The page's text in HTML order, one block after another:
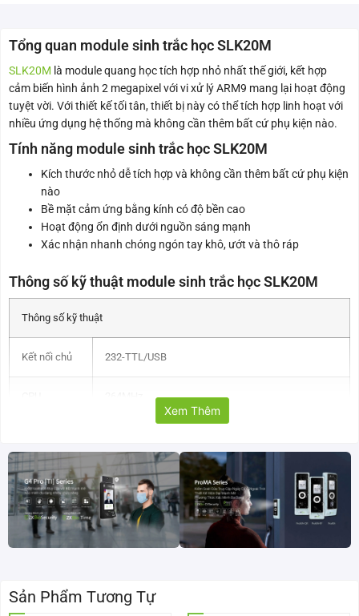
Tổng quan module sinh trắc học SLK20M
SLK20M là module quang học tích hợp nhỏ nhất thế giới, kết hợp
cảm biến hình ảnh 2 megapixel với vi xử lý ARM9 mang lại hoạt động
tuyệt vời. Với thiết kế tối tân, thiết bị này có thể tích hợp linh hoạt với
nhiều ứng dụng hệ thống mà không cần thêm bất cứ phụ kiện nào.
Tính năng module sinh trắc học SLK20M
Kích thước nhỏ dễ tích hợp và không cần thêm bất cứ phụ kiện
nào
Bề mặt cảm ứng bằng kính có độ bền cao
Hoạt động ổn định dưới nguồn sáng mạnh
Xác nhận nhanh chóng ngón tay khô, ướt và thô ráp
Thông số kỹ thuật module sinh trắc học SLK20M
Thông số kỹ thuật
Kết nối chủ 232-TTL/USB
Kích cỡ mẫu <2048 Bytes
Dung lượng
vân tay
2,000
Xem Thêm
Sản Phẩm Tương Tự